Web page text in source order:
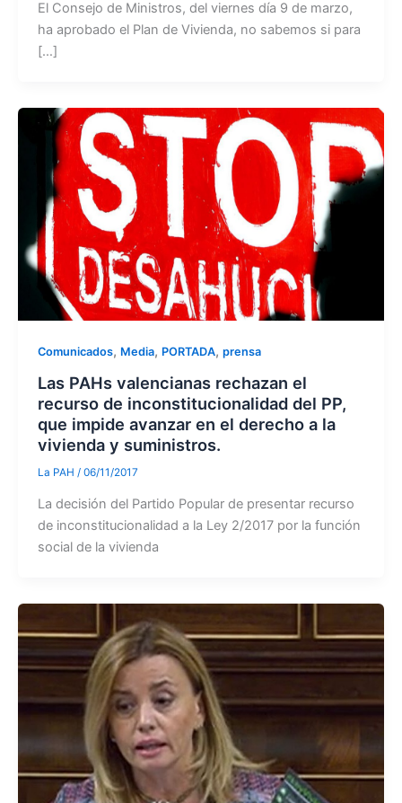
El Consejo de Ministros, del viernes día 9 de marzo,
ha aprobado el Plan de Vivienda, no sabemos si para
[…]
Comunicados, Media, PORTADA, prensa
Las PAHs valencianas rechazan el
recurso de inconstitucionalidad del PP,
que impide avanzar en el derecho a la
vivienda y suministros.
La PAH / 06/11/2017
La decisión del Partido Popular de presentar recurso
de inconstitucionalidad a la Ley 2/2017 por la función
social de la vivienda